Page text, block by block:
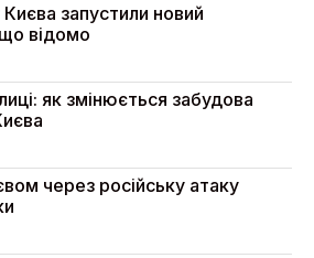
запустили новий
відомо
як змінюється забудова
через російську атаку